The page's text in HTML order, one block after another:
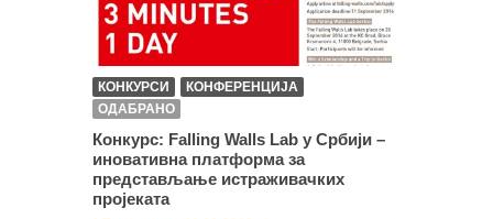
КОНКУРСИ
КОНФЕРЕНЦИЈА
ОДАБРАНО
Конкурс: Falling Walls Lab у Србији –
иновативна платформа за
представљање истраживачких
пројеката